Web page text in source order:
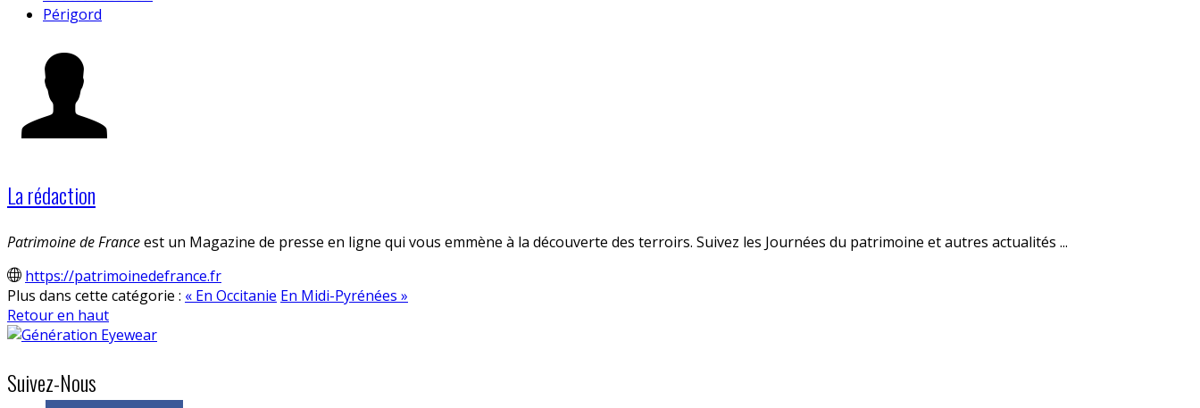
Périgord
La rédaction
Patrimoine de Franceest un Magazine de presse en ligne qui vous emmène à la découverte des terroirs. Suivez les Journées du patrimoine et autres actualités ...
https://patrimoinedefrance.fr
Plus dans cette catégorie : « En Occitanie En Midi-Pyrénées »
Retour en haut
Suivez-Nous